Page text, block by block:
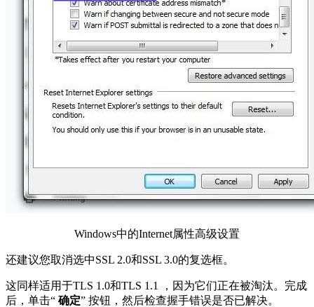
Windows中的Internet属性高级设置
还建议您取消选中SSL 2.0和SSL 3.0的复选框。
这同样适用于TLS 1.0和TLS 1.1 ，因为它们正在被淘汰。完成
后，单击“ 确定” 按钮，然后检查握手错误是否已解决。